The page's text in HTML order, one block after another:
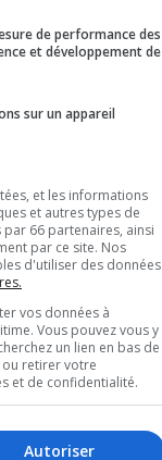
du
de performance des
et développement de
sur un appareil
et les informations
et autres types de
66 partenaires, ainsi
par ce site. Nos
d'utiliser des données
vos données à
Vous pouvez vous y
un lien en bas de
retirer votre
et de confidentialité.
Autoriser